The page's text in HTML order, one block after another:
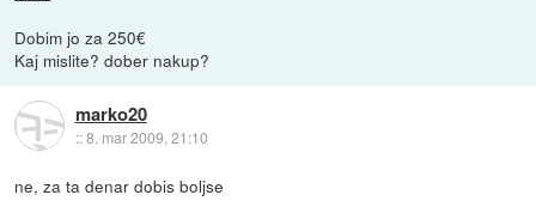
Dobim jo za 250€
Kaj mislite? dober nakup?
marko20
::8. mar 2009, 21:10
ne, za ta denar dobis boljse